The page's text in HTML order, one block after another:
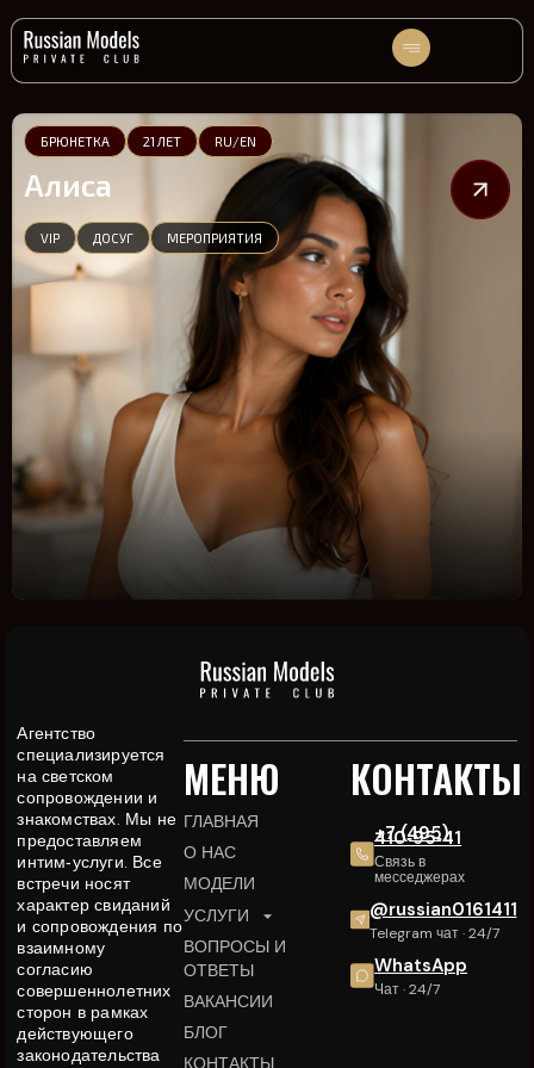
БРЮНЕТКА 21 ЛЕТ RU/EN
Алиса
VIP ДОСУГ МЕРОПРИЯТИЯ
Агентство
специализируется
на светском
сопровождении и
знакомствах. Мы не
предоставляем
интим‑услуги. Все
встречи носят
характер свиданий
и сопровождения по
взаимному
согласию
совершеннолетних
сторон в рамках
действующего
законодательства
МЕНЮ
ГЛАВНАЯ
О НАС
МОДЕЛИ
УСЛУГИ
ВОПРОСЫ И
ОТВЕТЫ
ВАКАНСИИ
БЛОГ
КОНТАКТЫ
КОНТАКТЫ
+7 (495)
410‑95‑41
Связь в
месседжерах
@russian0161411
Telegram чат · 24/7
WhatsApp
Чат · 24/7